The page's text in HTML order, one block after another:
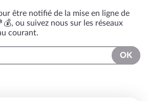
être notifié de la mise en ligne de
ou suivez nous sur les réseaux
courant.
OK